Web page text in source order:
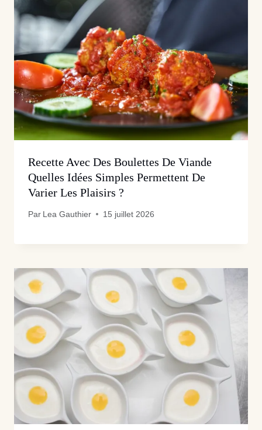
Recette Avec Des Boulettes De Viande
Quelles Idées Simples Permettent De
Varier Les Plaisirs ?
Par Lea Gauthier 15 juillet 2026